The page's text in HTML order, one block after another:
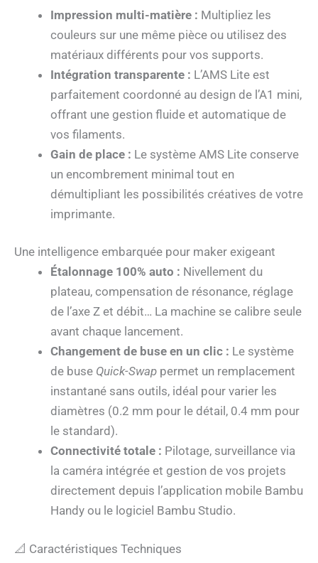
Impression multi-matière : Multipliez les
couleurs sur une même pièce ou utilisez des
matériaux différents pour vos supports.
Intégration transparente : L’AMS Lite est
parfaitement coordonné au design de l’A1 mini,
offrant une gestion fluide et automatique de
vos filaments.
Gain de place : Le système AMS Lite conserve
un encombrement minimal tout en
démultipliant les possibilités créatives de votre
imprimante.
Une intelligence embarquée pour maker exigeant
Étalonnage 100% auto : Nivellement du
plateau, compensation de résonance, réglage
de l’axe Z et débit… La machine se calibre seule
avant chaque lancement.
Changement de buse en un clic : Le système
de buse Quick-Swap permet un remplacement
instantané sans outils, idéal pour varier les
diamètres (0.2 mm pour le détail, 0.4 mm pour
le standard).
Connectivité totale : Pilotage, surveillance via
la caméra intégrée et gestion de vos projets
directement depuis l’application mobile Bambu
Handy ou le logiciel Bambu Studio.
📐 Caractéristiques Techniques